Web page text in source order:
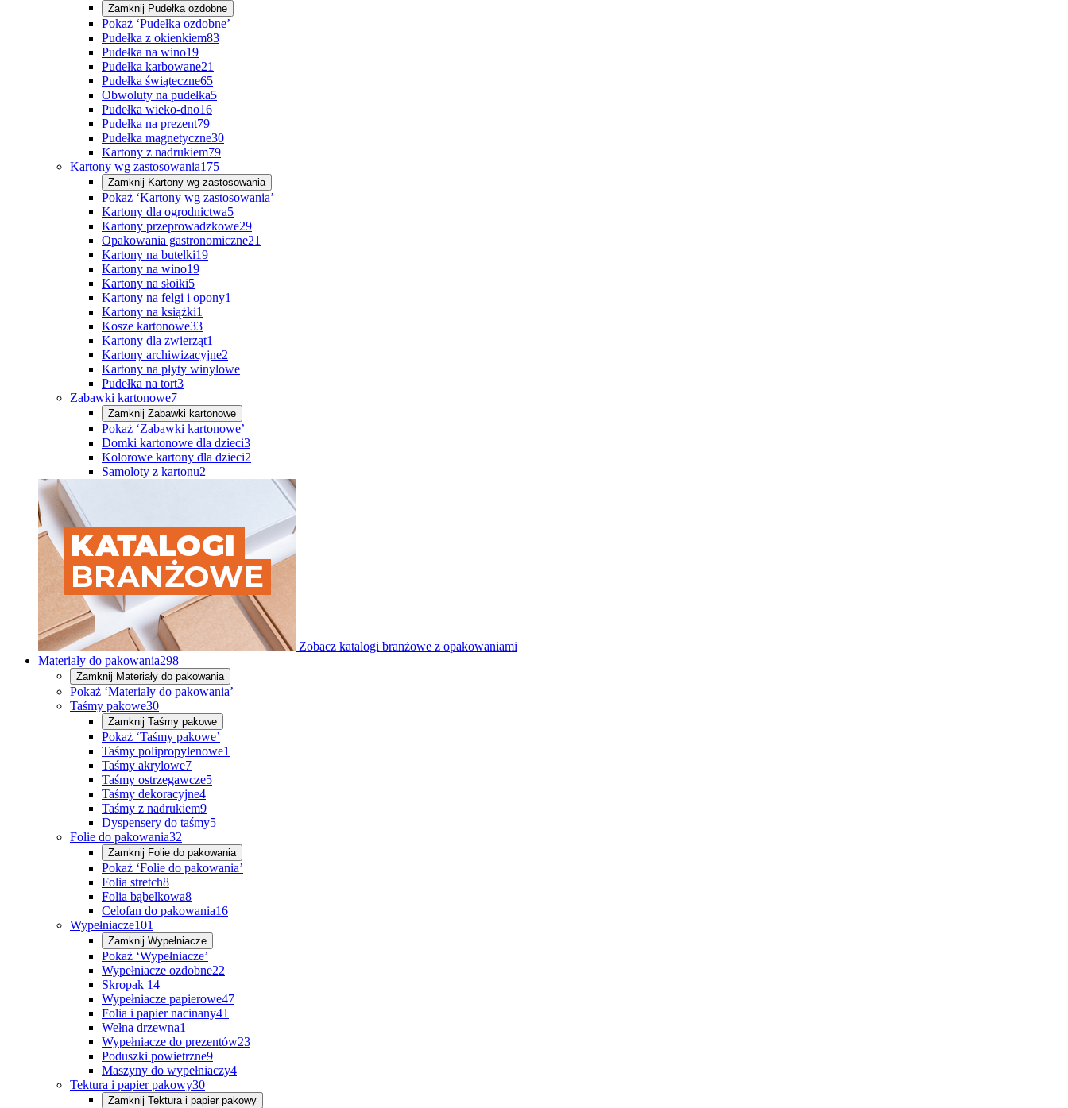
Zamknij Pudełka ozdobne
Pokaż ‘Pudełka ozdobne’
Pudełka z okienkiem83
Pudełka na wino19
Pudełka karbowane21
Pudełka świąteczne65
Obwoluty na pudełka5
Pudełka wieko-dno16
Pudełka na prezent79
Pudełka magnetyczne30
Kartony z nadrukiem79
Kartony wg zastosowania175
Zamknij Kartony wg zastosowania
Pokaż ‘Kartony wg zastosowania’
Kartony dla ogrodnictwa5
Kartony przeprowadzkowe29
Opakowania gastronomiczne21
Kartony na butelki19
Kartony na wino19
Kartony na słoiki5
Kartony na felgi i opony1
Kartony na książki1
Kosze kartonowe33
Kartony dla zwierząt1
Kartony archiwizacyjne2
Kartony na płyty winylowe
Pudełka na tort3
Zabawki kartonowe7
Zamknij Zabawki kartonowe
Pokaż ‘Zabawki kartonowe’
Domki kartonowe dla dzieci3
Kolorowe kartony dla dzieci2
Samoloty z kartonu2
Zobacz katalogi branżowe z opakowaniami
Materiały do pakowania298
Zamknij Materiały do pakowania
Pokaż ‘Materiały do pakowania’
Taśmy pakowe30
Zamknij Taśmy pakowe
Pokaż ‘Taśmy pakowe’
Taśmy polipropylenowe1
Taśmy akrylowe7
Taśmy ostrzegawcze5
Taśmy dekoracyjne4
Taśmy z nadrukiem9
Dyspensery do taśmy5
Folie do pakowania32
Zamknij Folie do pakowania
Pokaż ‘Folie do pakowania’
Folia stretch8
Folia bąbelkowa8
Celofan do pakowania16
Wypełniacze101
Zamknij Wypełniacze
Pokaż ‘Wypełniacze’
Wypełniacze ozdobne22
Skropak 14
Wypełniacze papierowe47
Folia i papier nacinany41
Wełna drzewna1
Wypełniacze do prezentów23
Poduszki powietrzne9
Maszyny do wypełniaczy4
Tektura i papier pakowy30
Zamknij Tektura i papier pakowy